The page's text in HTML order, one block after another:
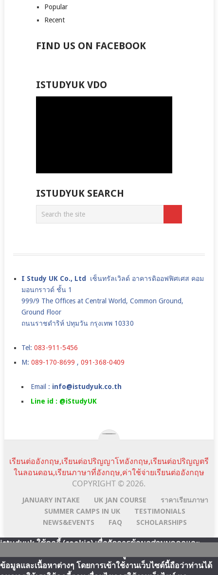
Popular
Recent
FIND US ON FACEBOOK
ISTUDYUK VDO
ISTUDYUK SEARCH
I Study UK Co., Ltd เซ็นทรัลเวิลด์ อาคารดิออฟฟิศเศส คอม
มอนกราวด์ ชั้น 1
999/9 The Offices at Central World, Common Ground,
Ground Floor
ถนนราชดำริห์ ปทุมวัน กรุงเทพ 10330
Tel: 083-911-5456
M: 089-170-8699 , 091-368-0409
Email : info@istudyuk.co.th
Line id : @iStudyUK
เรียนต่ออังกฤษ,เรียนต่อปริญญาโทอังกฤษ,เรียนต่อปริญญตรี
ในลอนดอน,เรียนภาษาที่อังกฤษ,ค่าใช้จ่ายเรียนต่ออังกฤษ
COPYRIGHT © 2026.
JANUARY INTAKE UK JAN COURSE
ราคาเรียนภาษา
SUMMER CAMPS IN UK
TESTIMONIALS
NEWS&EVENTS
FAQ SCHOLARSHIPS
Scroll
Top
Line:id
Email
Address
FacebookYouTube
istudyuk ใช้คุกกี้ (cookie) เพื่อจัดการข้อมูลส่วนบุคคลและ
ข้อมูลและเนื้อหาต่างๆ โดยการเข้าใช้งานเว็บไซต์นี้ถือว่าท่านได้